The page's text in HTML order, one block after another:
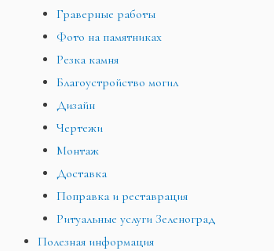
Граверные работы
Фото на памятниках
Резка камня
Благоустройство могил
Дизайн
Чертежи
Монтаж
Доставка
Поправка и реставрация
Ритуальные услуги Зеленоград
Полезная информация